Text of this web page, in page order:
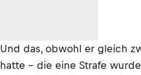
Und das, obwohl er gleich
hatte – die eine Strafe